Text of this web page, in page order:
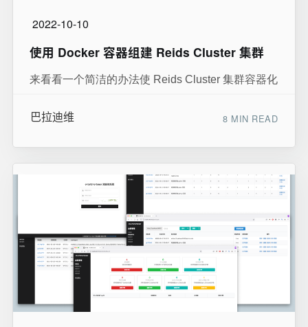
2022-10-10
使用 Docker 容器组建 Reids Cluster 集群
来看看一个简洁的办法使 Reids Cluster 集群容器化
巴拉迪维 8 MIN READ